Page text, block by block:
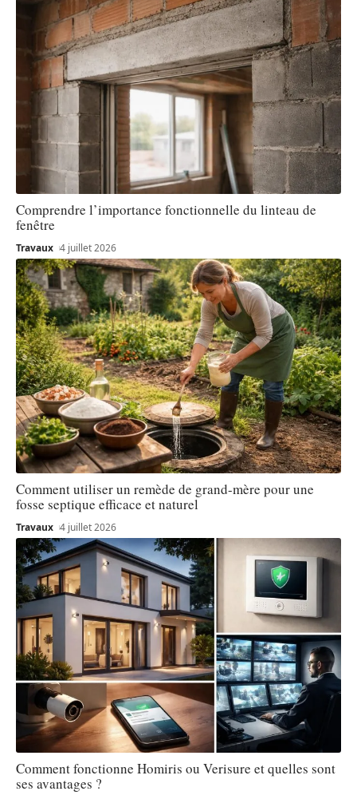
Comprendre l’importance fonctionnelle du linteau de
fenêtre
Travaux 4 juillet 2026
Comment utiliser un remède de grand-mère pour une
fosse septique efficace et naturel
Travaux 4 juillet 2026
Comment fonctionne Homiris ou Verisure et quelles sont
ses avantages ?